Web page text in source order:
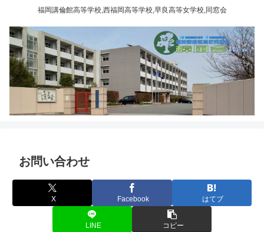
福岡講倫館高等学校,西福岡高等学校,早良高等女学校,同窓会
お問い合わせ
X Facebook はてブ
LINE コピー